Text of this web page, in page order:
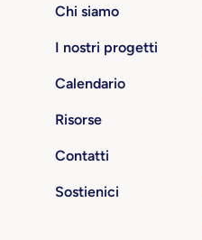
Chi siamo
I nostri progetti
Calendario
Risorse
Contatti
Sostienici